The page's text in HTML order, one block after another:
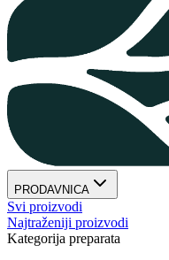
PRODAVNICA
Svi proizvodi
Najtraženiji proizvodi
Kategorija preparata